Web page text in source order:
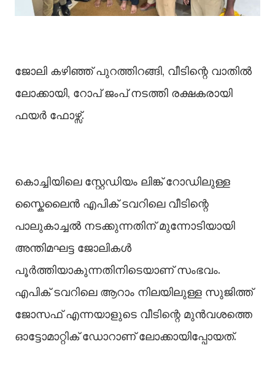
ജോലി കഴിഞ്ഞ് പുറത്തിറങ്ങി, വീടിന്റെ വാതില്‍
ലോക്കായി, റോപ് ജംപ് നടത്തി രക്ഷകരായി
ഫയർ ഫോഴ്സ്.
കൊച്ചിയിലെ സ്റ്റേഡിയം ലിങ്ക് റോഡിലുള്ള
സ്കൈലൈൻ എപിക് ടവറിലെ വീടിന്റെ
പാലുകാച്ചല്‍ നടക്കുന്നതിന് മുന്നോടിയായി
അന്തിമഘട്ട ജോലികള്‍
പൂർത്തിയാകുന്നതിനിടെയാണ് സംഭവം.
എപിക് ടവറിലെ ആറാം നിലയിലുള്ള സുജിത്ത്
ജോസഫ് എന്നയാളുടെ വീടിന്റെ മുൻവശത്തെ
ഓട്ടോമാറ്റിക് ഡോറാണ് ലോക്കായിപ്പോയത്.